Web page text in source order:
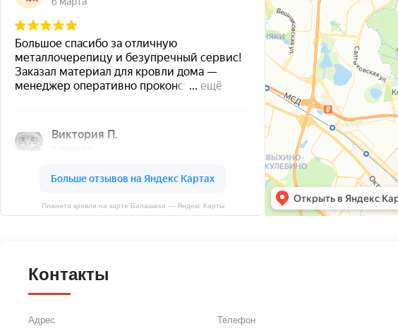
Планета кровли на карте Балашихи — Яндекс Карты
Контакты
Адрес Телефон